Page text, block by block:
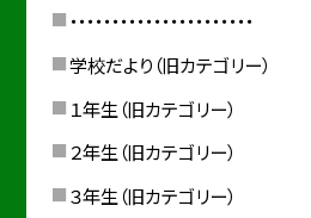
・・・・・・・・・・・・・・・・・・・・・・
学校だより（旧カテゴリー）
１年生（旧カテゴリー）
２年生（旧カテゴリー）
３年生（旧カテゴリー）